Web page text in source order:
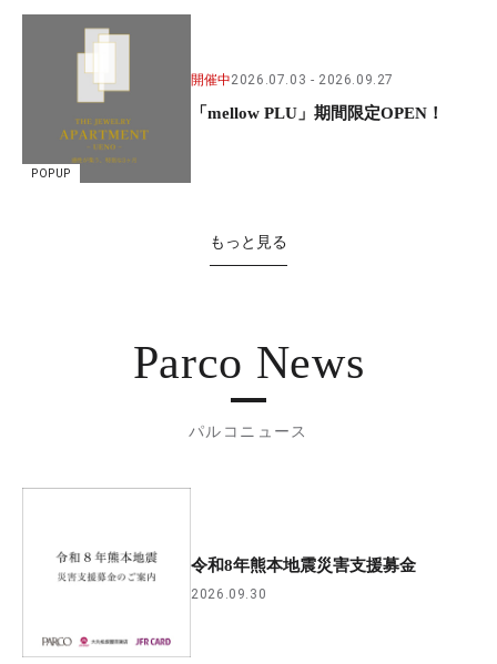
POPUP
開催中2026.07.03 2026.09.27
「mellow PLU」期間限定OPEN！
もっと見る
Parco News
パルコニュース
令和8年熊本地震災害支援募金
2026.09.30